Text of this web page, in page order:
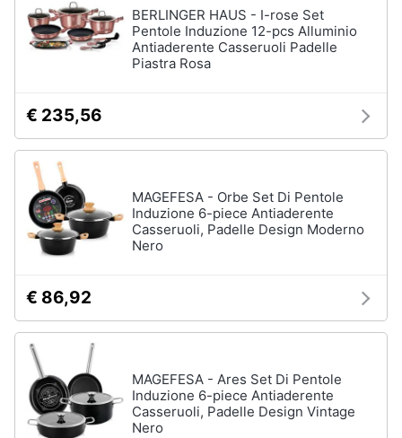
BERLINGER HAUS - I-rose Set
Pentole Induzione 12-pcs Alluminio
Antiaderente Casseruoli Padelle
Piastra Rosa
€ 235,56
MAGEFESA - Orbe Set Di Pentole
Induzione 6-piece Antiaderente
Casseruoli, Padelle Design Moderno
Nero
€ 86,92
MAGEFESA - Ares Set Di Pentole
Induzione 6-piece Antiaderente
Casseruoli, Padelle Design Vintage
Nero